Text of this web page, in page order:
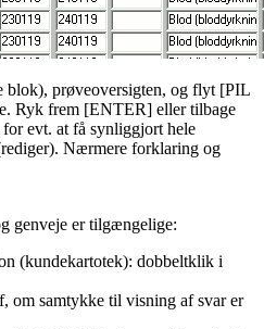
prøveoversigten, og flyt [PIL
Ryk frem [ENTER] eller tilbage
evt. at få synliggjort hele
Nærmere forklaring og
genveje er tilgængelige:
(kundekartotek): dobbeltklik i
om samtykke til visning af svar er